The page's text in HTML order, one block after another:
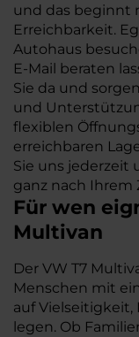
und das beginnt
Erreichbarkeit.
Autohaus
E-Mail beraten
Sie da und
und
flexiblen
erreichbaren
Sie uns jederzeit
ganz nach Ihrem
Für wen
Multivan
Der VW T7
Menschen mit
auf
legen. Ob